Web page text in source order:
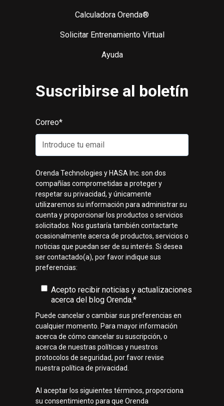
Calculadora Orenda®
Solicitar Entrenamiento Virtual
Ayuda
Suscribirse al boletín
Correo*
Orenda Technologies y HASA Inc. son dos
compañías comprometidas a proteger y
respetar su privacidad, y únicamente
utilizaremos su información para administrar su
cuenta y proporcionar los productos o servicios
solicitados. Nos gustaría también contactarte
ocasionalmente acerca de productos, servicios o
noticias que puedan ser de su interés. Si desea
ser contactado(a), por favor indique sus
preferencias:
Acepto recibir noticias y actualizaciones
acerca del blog Orenda.*
Puede cancelar o cambiar sus preferencias en
cualquier momento. Para mayor información
acerca de cómo cancelar su suscripción, o
acerca de nuestras políticas y nuestros
protocolos de seguridad, por favor revise
nuestra política de privacidad.
Al aceptar los siguientes términos, proporciona
su consentimiento para que Orenda